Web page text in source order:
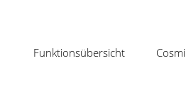
Funktionsübersicht